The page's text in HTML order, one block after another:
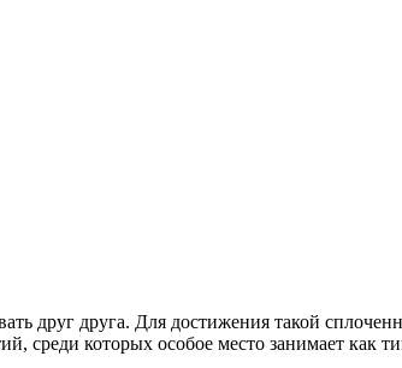
друг друга. Для достижения такой
среди которых особое место занимает как